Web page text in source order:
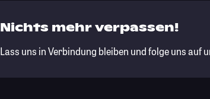
Nichts mehr verpassen!
Lass uns in Verbindung bleiben und folge uns auf